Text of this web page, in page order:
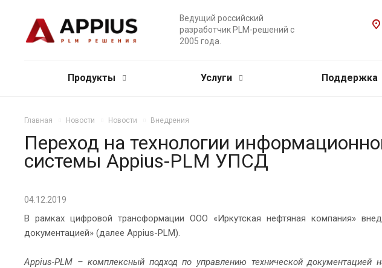
Ведущий российский
разработчик PLM-решений с
2005 года.
Продукты Услуги Поддержка
Главная Новости Новости Внедрения
Переход на технологии
системы Appius-PLM УПСД
04.12.2019
В рамках цифровой трансформации ООО «Иркутская нефтяная компания»
документацией» (далее Appius-PLM).
Appius-PLM – комплексный подход по управлению технической